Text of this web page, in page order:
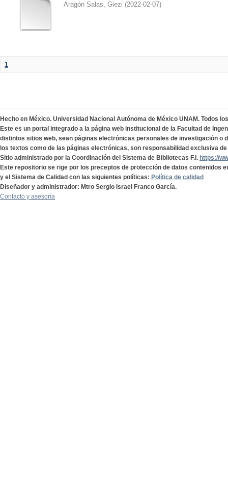
Aragón Salas, Giezi (2022-02-07)
1
Hecho en México. Universidad Nacional Autónoma de México UNAM. Todos
Este es un portal integrado a la página web institucional de la Facultad de
distintos sitios web, sean páginas electrónicas personales de investigación o
los textos como de las páginas electrónicas, son responsabilidad exclusiva
Sitio administrado por la Coordinación del Sistema de Bibliotecas F.I. https://
Este repositorio se rige por los preceptos de protección de datos contenidos
y el Sistema de Calidad con las siguientes políticas: Política de calidad
Diseñador y administrador: Mtro Sergio Israel Franco García.
Contacto y asesoría